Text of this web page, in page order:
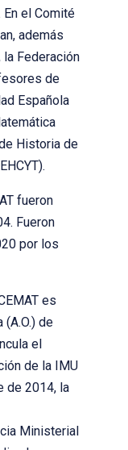
el Comité
además
Federación
de
Española
Historia de
fueron
Fueron
por los
es
de
el
de la IMU
de 2014, la
Ministerial